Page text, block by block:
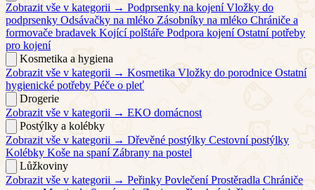
Zobrazit vše v kategorii → Podprsenky na kojení Vložky do
podprsenky Odsávačky na mléko Zásobníky na mléko Chrániče a
formovače bradavek Kojící polštáře Podpora kojení Ostatní potřeby
pro kojení
Kosmetika a hygiena
Zobrazit vše v kategorii → Kosmetika Vložky do porodnice Ostatní
hygienické potřeby Péče o pleť
Drogerie
Zobrazit vše v kategorii → EKO domácnost
Postýlky a kolébky
Zobrazit vše v kategorii → Dřevěné postýlky Cestovní postýlky
Kolébky Koše na spaní Zábrany na postel
Lůžkoviny
Zobrazit vše v kategorii → Peřinky Povlečení Prostěradla Chrániče